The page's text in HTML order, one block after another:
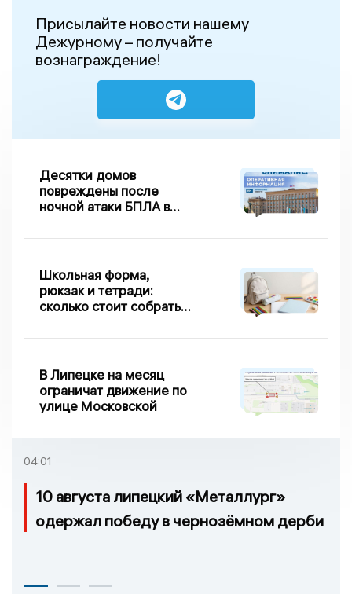
Присылайте новости нашему
Дежурному – получайте
вознаграждение!
Десятки домов
повреждены после
ночной атаки БПЛА в
Школьная форма,
рюкзак и тетради:
сколько стоит собрать
Липецке в 2026 году
В Липецке на месяц
ограничат движение по
улице Московской
04:01
10 августа липецкий «Металлург»
одержал победу в чернозёмном дерби